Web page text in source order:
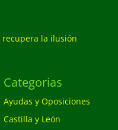
recupera la ilusión
Categorias
Ayudas y Oposiciones
Castilla y León